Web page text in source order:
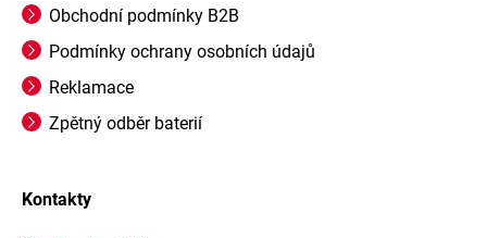
Obchodní podmínky B2B
Podmínky ochrany osobních údajů
Reklamace
Zpětný odběr baterií
Kontakty